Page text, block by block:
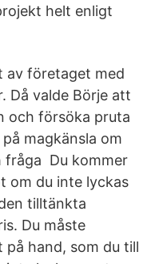
helt enligt
företaget med
Då valde Börje att
och försöka pruta
magkänsla om
fråga Du kommer
om du inte lyckas
tilltänkta
Du måste
hand, som du till